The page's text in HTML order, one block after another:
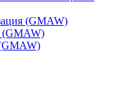
(GMAW)
(GMAW)